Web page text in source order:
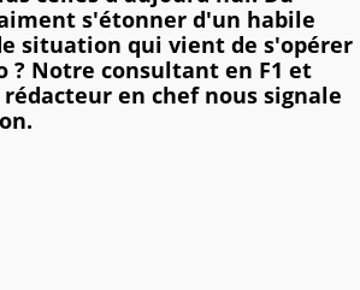
s'étonner d'un habile
situation qui vient de s'opérer
? Notre consultant en F1 et
en chef nous signale